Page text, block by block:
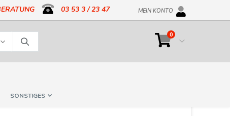
03 53 3 / 23 47 MEIN KONTO
Cart
0Artikel
Suche
SONSTIGES